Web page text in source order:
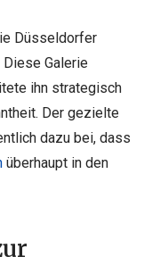
Düsseldorfer
Diese Galerie
ihn strategisch
Der gezielte
dazu bei, dass
überhaupt in den